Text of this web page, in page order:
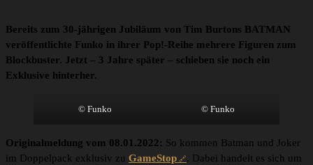
Bereits zum 30-jährigen Jubiläum von Tim Burtons BATMAN
veröffentlichte Funko in ihrer Pop!-Reihe mehrere Figuren zum
Blockbuster. Jetzt – 3 Jahre später – schieben sie noch ein
Exklusive hinterher.
© Funko © Funko
Originalmeldung vom 08.01.2022: So kommen Batman und Joker
im Doppelpack exklusiv zu GameStop
. Dabei handelt es sich um